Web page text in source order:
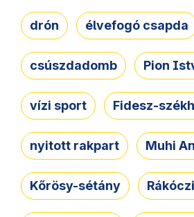
drón élvefogó csapda
csúszdadomb Pion
vízi sport Fidesz-
nyitott rakpart Muhi
Kőrösy-sétány